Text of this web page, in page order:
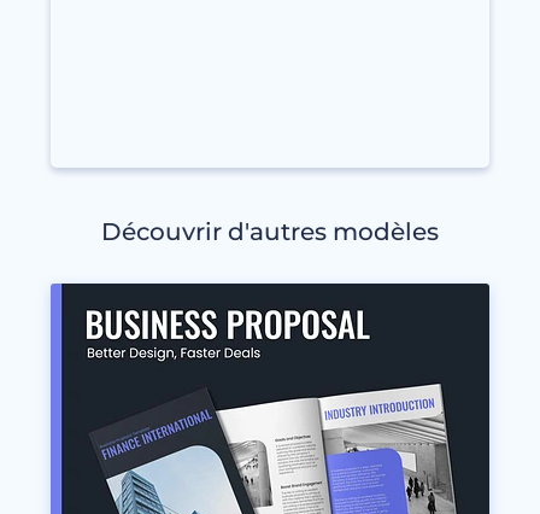
Découvrir d'autres modèles